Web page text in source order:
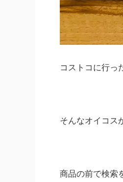
コストコに行っ
そんなオイコス
商品の前で検索